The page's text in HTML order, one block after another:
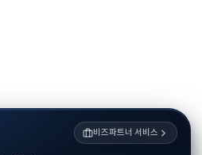
비즈파트너 서비스